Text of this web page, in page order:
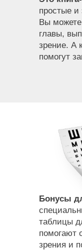
простые
Вы можете
главы,
зрение. А
помогут
Бонусы
таблицы
помогают
зрения и